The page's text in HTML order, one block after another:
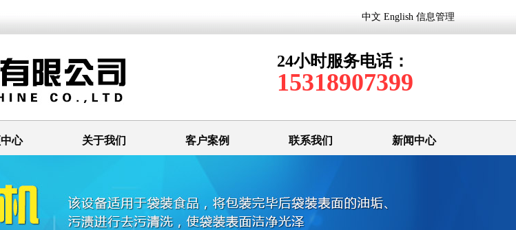
中文 English 信息管理
24小时服务电话：
15318907399
心 关于我们 客户案例 联系我们 新闻中心